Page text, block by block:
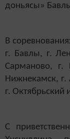
доньясы»
В
г. Бавлы, г.
Сарманово, г.
Нижнекамск, г.
г. Октябрьский
С